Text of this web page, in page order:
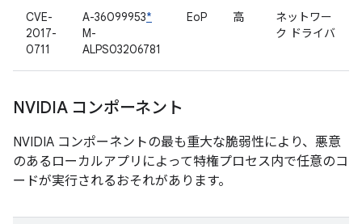
CVE-
2017-
0711
A-36099953*
M-
ALPS03206781
EoP 高
ネットワー
ク ドライバ
NVIDIA コンポーネント
NVIDIA コンポーネントの最も重大な脆弱性により、悪意
のあるローカルアプリによって特権プロセス内で任意のコ
ードが実行されるおそれがあります。